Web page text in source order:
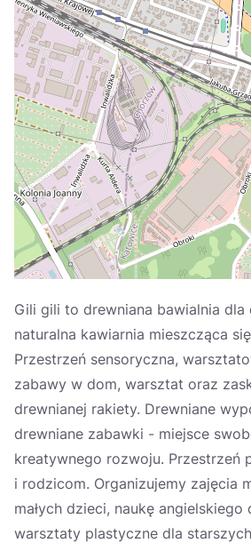
Nederlands
Português
Suomi
Україна
Zamknij
Gili gili to drewniana bawialnia
naturalna kawiarnia mieszcząca
Przestrzeń sensoryczna,
zabawy w dom, warsztat oraz
drewnianej rakiety. Drewniane
drewniane zabawki - miejsce
kreatywnego rozwoju. Przestrzeń
i rodzicom. Organizujemy zajęcia
małych dzieci, naukę angielskiego
warsztaty plastyczne dla